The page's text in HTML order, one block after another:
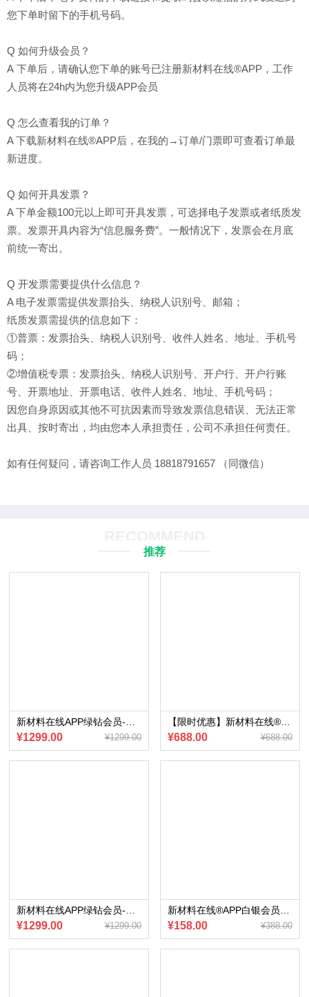
您下单时留下的手机号码。
Q 如何升级会员？
A 下单后，请确认您下单的账号已注册新材料在线®APP，工作
人员将在24h内为您升级APP会员
Q 怎么查看我的订单？
A 下载新材料在线®APP后，在我的→订单/门票即可查看订单最
新进度。
Q 如何开具发票？
A 下单金额100元以上即可开具发票，可选择电子发票或者纸质发
票。发票开具内容为“信息服务费”。一般情况下，发票会在月底
前统一寄出。
Q 开发票需要提供什么信息？
A 电子发票需提供发票抬头、纳税人识别号、邮箱；
纸质发票需提供的信息如下：
①普票：发票抬头、纳税人识别号、收件人姓名、地址、手机号
码；
②增值税专票：发票抬头、纳税人识别号、开户行、开户行账
号、开票地址、开票电话、收件人姓名、地址、手机号码；
因您自身原因或其他不可抗因素而导致发票信息错误、无法正常
出具、按时寄出，均由您本人承担责任，公司不承担任何责任。
如有任何疑问，请咨询工作人员 18818791657 （同微信）
推荐
¥1299.00 ¥1299.00 ¥688.00 ¥688.00
¥1299.00 ¥1299.00 ¥158.00 ¥388.00